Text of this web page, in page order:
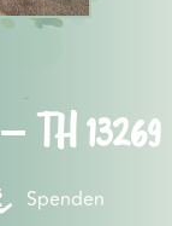
TH 13269
Spenden